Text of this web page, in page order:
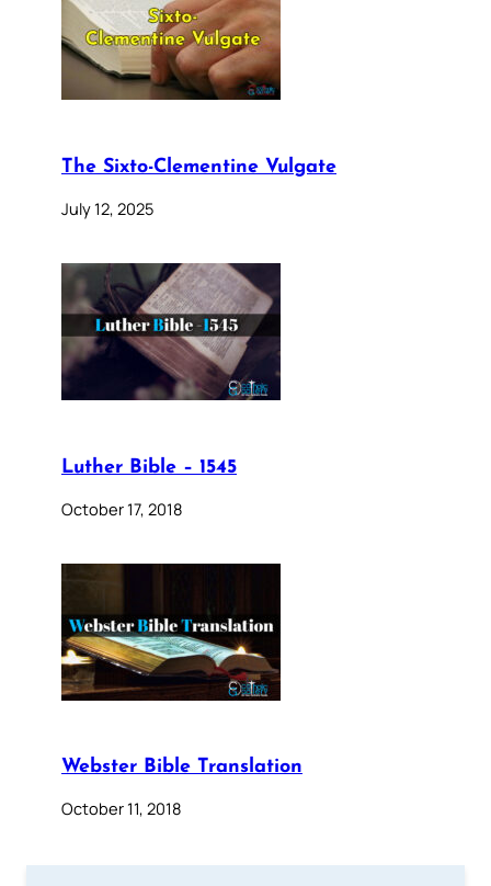
The Sixto-Clementine Vulgate
July 12, 2025
Luther Bible – 1545
October 17, 2018
Webster Bible Translation
October 11, 2018